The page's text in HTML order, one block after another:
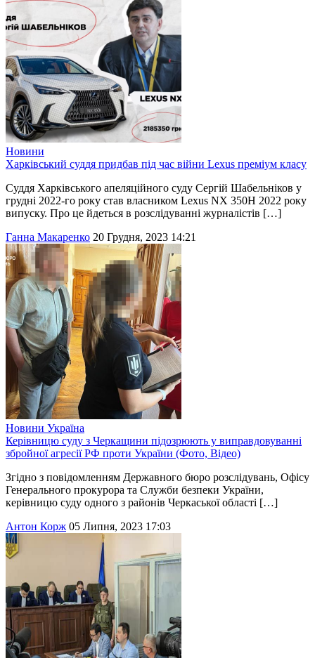
Новини
Харківський суддя придбав під час війни Lexus преміум класу
Суддя Харківського апеляційного суду Сергій Шабельніков у
грудні 2022-го року став власником Lexus NX 350H 2022 року
випуску. Про це йдеться в розслідуванні журналістів […]
Ганна Макаренко 20 Грудня, 2023 14:21
Новини Україна
Керівницю суду з Черкащини підозрюють у виправдовуванні
збройної агресії РФ проти України (Фото, Відео)
Згідно з повідомленням Державного бюро розслідувань, Офісу
Генерального прокурора та Служби безпеки України,
керівницю суду одного з районів Черкаської області […]
Антон Корж 05 Липня, 2023 17:03